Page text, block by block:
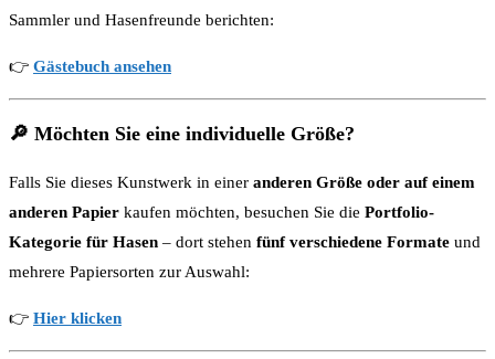
Sammler und Hasenfreunde berichten:
👉 Gästebuch ansehen
🔎 Möchten Sie eine individuelle Größe?
Falls Sie dieses Kunstwerk in einer anderen Größe oder auf einem
anderen Papier kaufen möchten, besuchen Sie die Portfolio-
Kategorie für Hasen – dort stehen fünf verschiedene Formate und
mehrere Papiersorten zur Auswahl:
👉 Hier klicken